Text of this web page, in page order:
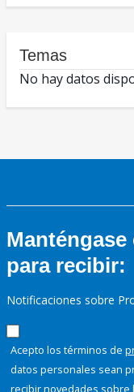
Temas
No hay datos
para recibir:
Notificaciones sobre
Acepto los términos de
datos personales sean
recibir novedades sobre